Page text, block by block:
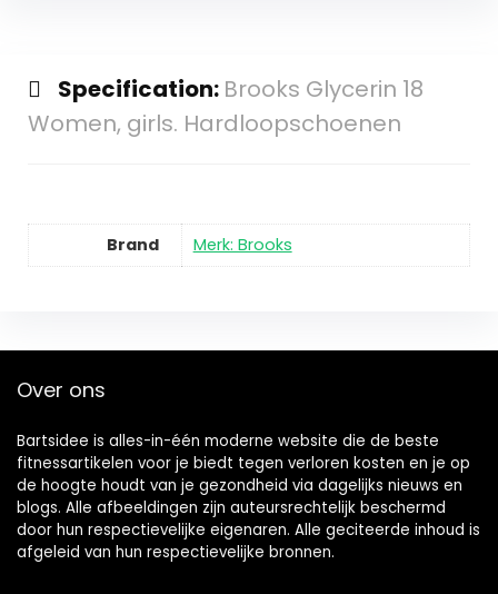
Specification: Brooks Glycerin 18
Women, girls. Hardloopschoenen
Brand Merk: Brooks
Over ons
Bartsidee is alles-in-één moderne website die de beste
fitnessartikelen voor je biedt tegen verloren kosten en je op
de hoogte houdt van je gezondheid via dagelijks nieuws en
blogs. Alle afbeeldingen zijn auteursrechtelijk beschermd
door hun respectievelijke eigenaren. Alle geciteerde inhoud is
afgeleid van hun respectievelijke bronnen.